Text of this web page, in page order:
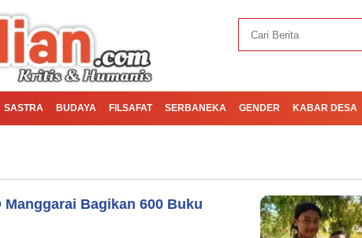
SASTRA BUDAYA FILSAFAT SERBANEKA GENDER KABAR DESA
Manggarai Bagikan 600 Buku